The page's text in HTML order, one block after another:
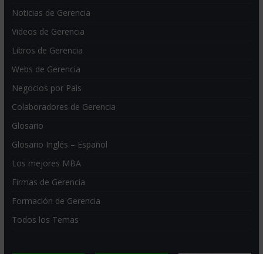
Noticias de Gerencia
Videos de Gerencia
Libros de Gerencia
Webs de Gerencia
Negocios por País
Colaboradores de Gerencia
Glosario
Glosario Inglés – Español
Los mejores MBA
Firmas de Gerencia
Formación de Gerencia
Todos los Temas